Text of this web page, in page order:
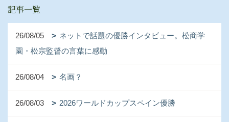
記事一覧
26/08/05
ネットで話題の優勝インタビュー。松商学
園・松宗監督の言葉に感動
26/08/04 名画？
26/08/03 2026ワールドカップスペイン優勝